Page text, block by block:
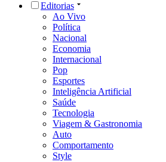
Editorias
Ao Vivo
Política
Nacional
Economia
Internacional
Pop
Esportes
Inteligência Artificial
Saúde
Tecnologia
Viagem & Gastronomia
Auto
Comportamento
Style